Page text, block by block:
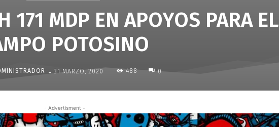
171 MDP EN APOYOS PARA EL
POTOSINO
- 31 MARZO, 2020 488 0
- Advertisment -